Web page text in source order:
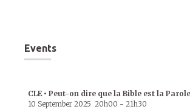
Events
CLE • Peut-on dire que la Bible est la
10 September 2025 20h00 - 21h30